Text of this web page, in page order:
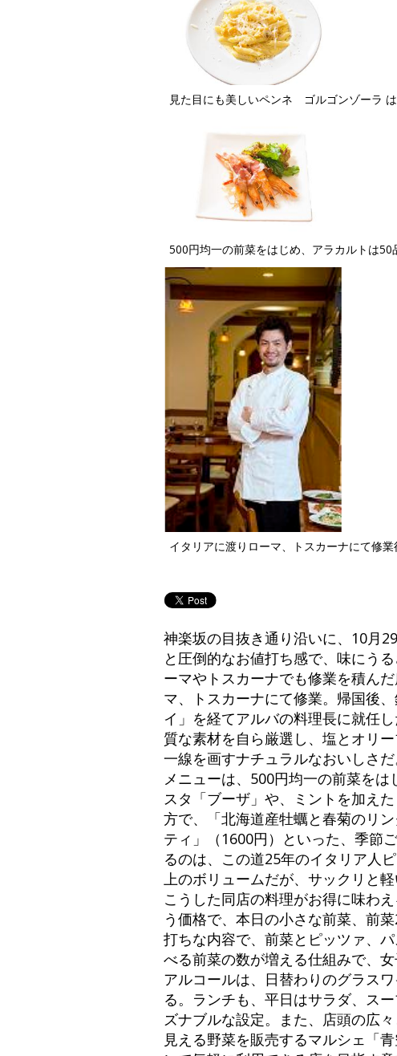
見た目にも美しいペンネ ゴルゴンゾーラ
500円均一の前菜をはじめ、アラカルトは50
イタリアに渡りローマ、トスカーナにて修
神楽坂の目抜き通り沿いに、10月
と圧倒的なお値打ち感で、味にう
ーマやトスカーナでも修業を積ん
マ、トスカーナにて修業。帰国後
イ」を経てアルバの料理長に就任
質な素材を自ら厳選し、塩とオリ
一線を画すナチュラルなおいしさだ
メニューは、500円均一の前菜を
スタ「ブーザ」や、ミントを加え
方で、「北海道産牡蠣と春菊のリ
ティ」（1600円）といった、季節
るのは、この道25年のイタリア人
上のボリュームだが、サックリと
こうした同店の料理がお得に味わ
う価格で、本日の小さな前菜、前
打ちな内容で、前菜とピッツァ、
べる前菜の数が増える仕組みで、
アルコールは、日替わりのグラス
る。ランチも、平日はサラダ、ス
ズナブルな設定。また、店頭の広
見える野菜を販売するマルシェ「